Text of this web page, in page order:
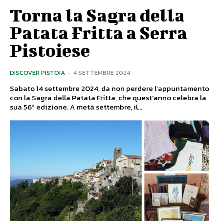
Torna la Sagra della
Patata Fritta a Serra
Pistoiese
DISCOVER PISTOIA - 4 SETTEMBRE 2024
Sabato 14 settembre 2024, da non perdere l’appuntamento
con la Sagra della Patata Fritta, che quest’anno celebra la
sua 56ª edizione. A metà settembre, il...